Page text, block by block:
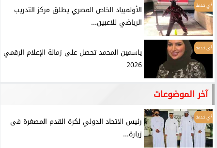
أي خدمة
الأولمبياد الخاص المصري يطلق مركز التدريب
الرياضي للاعبين...
أي خدمة
ياسمين المحمد تحصل على زمالة الإعلام الرقمي
2026
آخر الموضوعات
أي خدمة
رئيس الاتحاد الدولي لكرة القدم المصغرة فى
زيارة...